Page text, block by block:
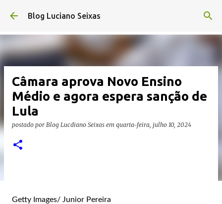
Pular para o conteúdo principal
Blog Luciano Seixas
Câmara aprova Novo Ensino
Médio e agora espera sanção de
Lula
postado por Blog Lucdiano Seixas em quarta-feira, julho 10, 2024
Getty Images/ Junior Pereira